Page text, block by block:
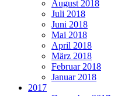
August 2018
Juli 2018
Juni 2018
Mai 2018
April 2018
März 2018
Februar 2018
Januar 2018
2017